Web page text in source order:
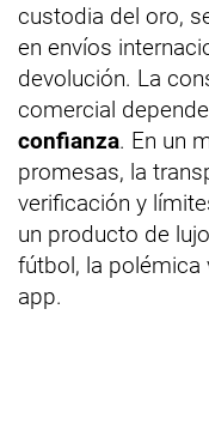
custodia del oro,
en envíos
devolución. La
comercial
confianza. En un
promesas, la
verificación y
un producto de
fútbol, la polémica
app.